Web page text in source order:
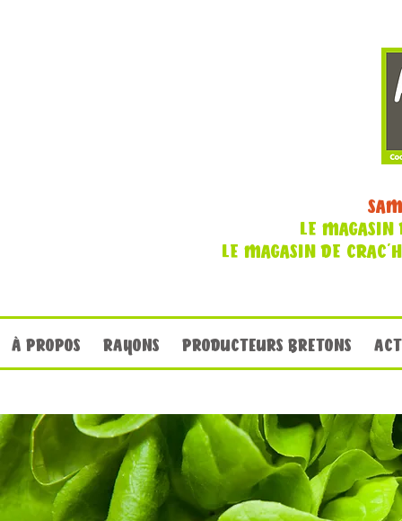
LE MAGASIN
LE MAGASIN DE
À PROPOS RAYONS PRODUCTEURS BRETONS